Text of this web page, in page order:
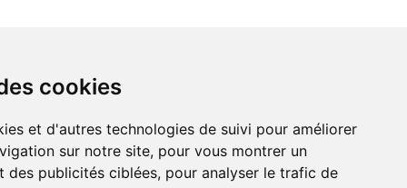
cookies
et d'autres technologies de suivi pour améliorer
sur notre site, pour vous montrer un
des publicités ciblées, pour analyser le trafic de